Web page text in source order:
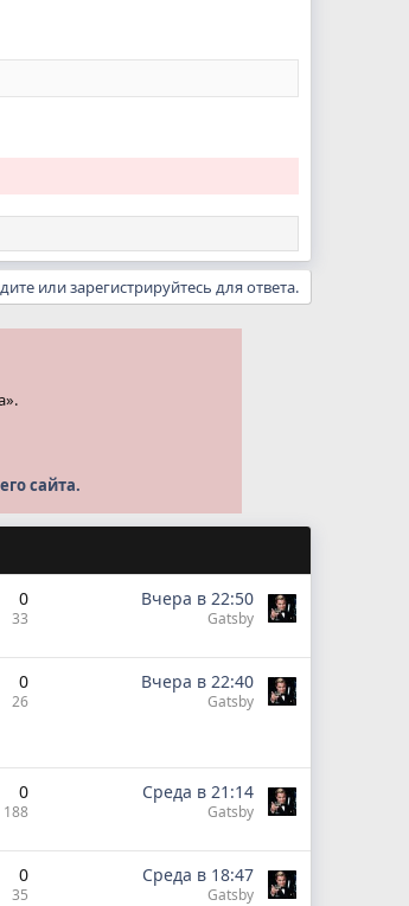
или зарегистрируйтесь для ответа.
сайта.
0
33
Вчера в 22:50
Gatsby
0
26
Вчера в 22:40
Gatsby
0
188
Среда в 21:14
Gatsby
0
35
Среда в 18:47
Gatsby